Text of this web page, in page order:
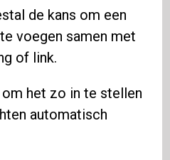
de kans om een
voegen samen met
of link.
het zo in te stellen
automatisch